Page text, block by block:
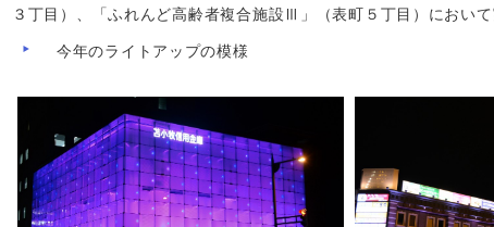
３丁目）、「ふれんど高齢者複合施設Ⅲ」（表町５丁目）において
今年のライトアップの模様